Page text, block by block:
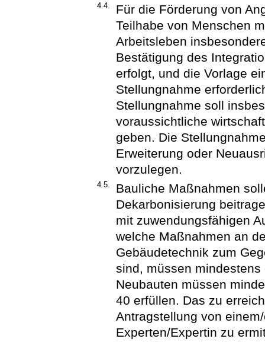
4.4.
Für die Förderung von
Teilhabe von Menschen
Arbeitsleben
Bestätigung des
erfolgt, und die Vorlage
Stellungnahme
Stellungnahme soll
voraussichtliche
geben. Die
Erweiterung oder
vorzulegen.
4.5.
Bauliche Maßnahmen
Dekarbonisierung
mit zuwendungsfähigen
welche Maßnahmen an
Gebäudetechnik zum
sind, müssen
Neubauten müssen
40 erfüllen. Das zu
Antragstellung von
Experten/Expertin zu